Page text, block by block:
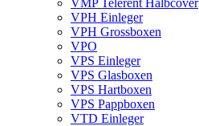
VMP Telerent Halbcover
VPH Einleger
VPH Grossboxen
VPO
VPS Einleger
VPS Glasboxen
VPS Hartboxen
VPS Pappboxen
VTD Einleger